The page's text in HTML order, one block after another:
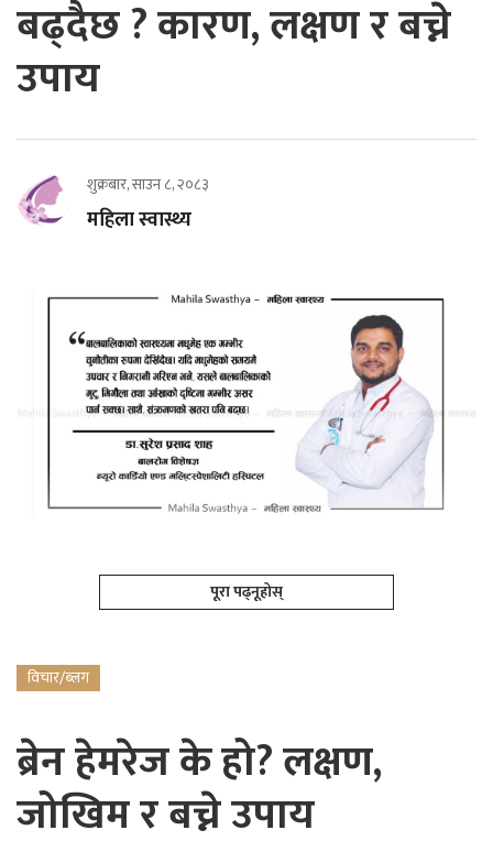
बढ्दैछ ? कारण, लक्षण र बच्ने
उपाय
शुक्रबार, साउन ८, २०८३
महिला स्वास्थ्य
पूरा पढ्नूहोस्
विचार/ब्लग
ब्रेन हेमरेज के हो? लक्षण,
जोखिम र बच्ने उपाय